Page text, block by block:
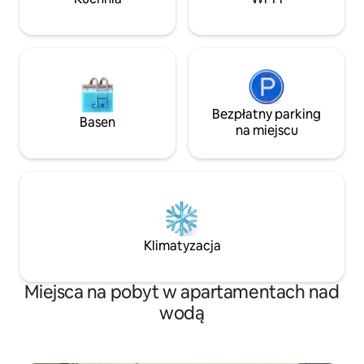
kominek elektryczny, aby cieszyć się
aby cieszyć się Branson 76 Strip, golfem,
Silver Dollar City i
Basen
Bezpłatny parking
na miejscu
Klimatyzacja
Miejsca na pobyt w apartamentach nad
wodą